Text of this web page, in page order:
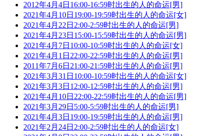
2012年4月4日16:00-16:59时出生的人的命运[男]
2021年4月10日19:00-19:59时出生的人的命运[女]
2021年4月22日2:00-2:59时出生的人的命运[男]
2021年4月23日15:00-15:59时出生的人的命运[男]
2021年4月7日10:00-10:59时出生的人的命运[女]
2021年4月1日22:00-22:59时出生的人的命运[男]
2011年7月6日21:00-21:59时出生的人的命运[男]
2021年3月31日10:00-10:59时出生的人的命运[女]
2021年3月3日12:00-12:59时出生的人的命运[男]
2021年4月10日22:00-22:59时出生的人的命运[男]
2021年3月29日5:00-5:59时出生的人的命运[男]
2021年4月3日19:00-19:59时出生的人的命运[男]
2021年2月24日2:00-2:59时出生的人的命运[女]